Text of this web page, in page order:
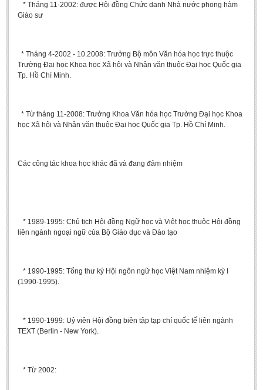
* Tháng 11-2002: được Hội đồng Chức danh Nhà nước phong hàm
Giáo sư
* Tháng 4-2002 - 10.2008: Trưởng Bộ môn Văn hóa học trực thuộc
Trường Đại học Khoa học Xã hội và Nhân văn thuộc Đại học Quốc gia
Tp. Hồ Chí Minh.
* Từ tháng 11-2008: Trưởng Khoa Văn hóa học Trường Đại học Khoa
học Xã hội và Nhân văn thuộc Đại học Quốc gia Tp. Hồ Chí Minh.
Các công tác khoa học khác đã và đang đảm nhiệm
* 1989-1995: Chủ tịch Hội đồng Ngữ học và Việt học thuộc Hội đồng
liên ngành ngoại ngữ của Bộ Giáo dục và Đào tạo
* 1990-1995: Tổng thư ký Hội ngôn ngữ học Việt Nam nhiệm kỳ I
(1990-1995).
* 1990-1999: Uỷ viên Hội đồng biên tập tạp chí quốc tế liên ngành
TEXT (Berlin - New York).
* Từ 2002: